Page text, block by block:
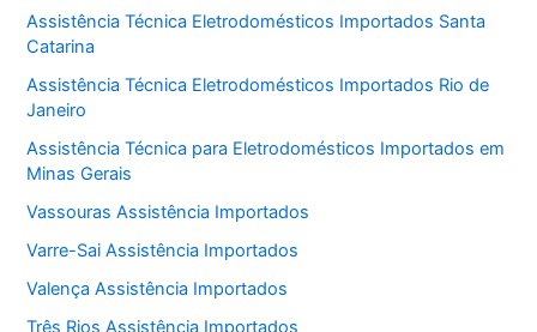
Assistência Técnica Eletrodomésticos Importados Santa
Catarina
Assistência Técnica Eletrodomésticos Importados Rio de
Janeiro
Assistência Técnica para Eletrodomésticos Importados em
Minas Gerais
Vassouras Assistência Importados
Varre-Sai Assistência Importados
Valença Assistência Importados
Três Rios Assistência Importados